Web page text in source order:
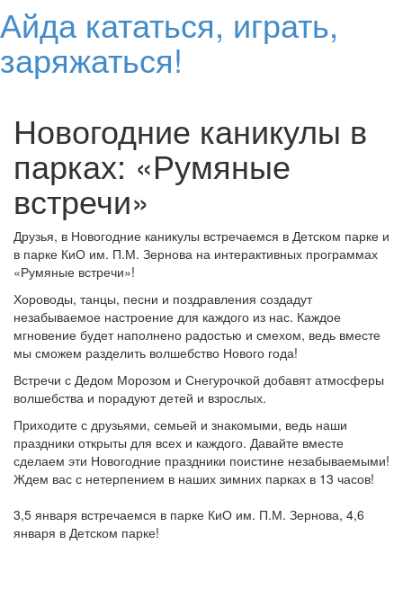
Айда кататься, играть,
заряжаться!
Новогодние каникулы в
парках: «Румяные
встречи»
Друзья, в Новогодние каникулы встречаемся в Детском парке и
в парке КиО им. П.М. Зернова на интерактивных программах
«Румяные встречи»!
Хороводы, танцы, песни и поздравления создадут
незабываемое настроение для каждого из нас. Каждое
мгновение будет наполнено радостью и смехом, ведь вместе
мы сможем разделить волшебство Нового года!
Встречи с Дедом Морозом и Снегурочкой добавят атмосферы
волшебства и порадуют детей и взрослых.
Приходите с друзьями, семьей и знакомыми, ведь наши
праздники открыты для всех и каждого. Давайте вместе
сделаем эти Новогодние праздники поистине незабываемыми!
Ждем вас с нетерпением в наших зимних парках в 13 часов!
3,5 января встречаемся в парке КиО им. П.М. Зернова, 4,6
января в Детском парке!